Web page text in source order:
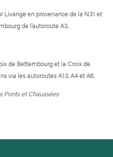
Livange en provenance de la N31 et
de l’autoroute A3.
de Bettembourg et la Croix de
via les autoroutes A13, A4 et A6.
Ponts et Chaussées